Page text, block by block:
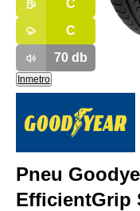
C
C
70db
Inmetro
Pneu
EfficientGrip